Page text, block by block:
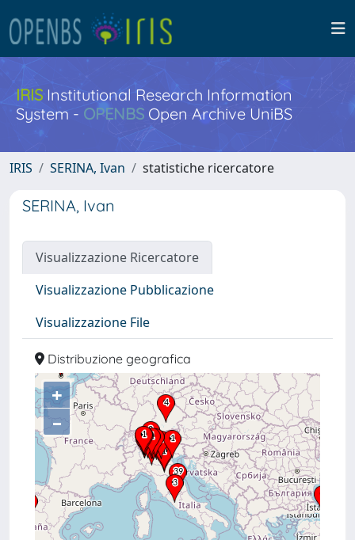
IRISInstitutional Research Information
System - OPENBS Open Archive UniBS
IRIS SERINA, Ivan statistiche ricercatore
SERINA, Ivan
Visualizzazione Ricercatore
Visualizzazione Pubblicazione
Visualizzazione File
Distribuzione geografica
+
–